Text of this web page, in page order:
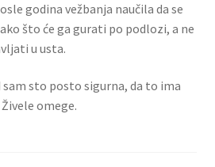
godina vežbanja naučila da se
što će ga gurati po podlozi, a ne
u usta.
sam sto posto sigurna, da to ima
omege.